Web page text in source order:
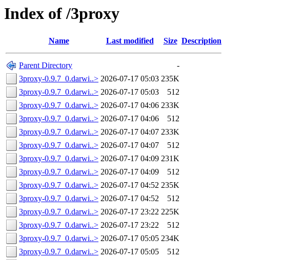
Index of /3proxy
Name Last modified Size Description
Parent Directory
-
3proxy-0.9.7_0.darwi..> 2026-07-17 05:03 235K
3proxy-0.9.7_0.darwi..> 2026-07-17 05:03
512
3proxy-0.9.7_0.darwi..> 2026-07-17 04:06 233K
3proxy-0.9.7_0.darwi..> 2026-07-17 04:06
512
3proxy-0.9.7_0.darwi..> 2026-07-17 04:07 233K
3proxy-0.9.7_0.darwi..> 2026-07-17 04:07
512
3proxy-0.9.7_0.darwi..> 2026-07-17 04:09 231K
3proxy-0.9.7_0.darwi..> 2026-07-17 04:09
512
3proxy-0.9.7_0.darwi..> 2026-07-17 04:52 235K
3proxy-0.9.7_0.darwi..> 2026-07-17 04:52
512
3proxy-0.9.7_0.darwi..> 2026-07-17 23:22 225K
3proxy-0.9.7_0.darwi..> 2026-07-17 23:22
512
3proxy-0.9.7_0.darwi..> 2026-07-17 05:05 234K
3proxy-0.9.7_0.darwi..> 2026-07-17 05:05
512